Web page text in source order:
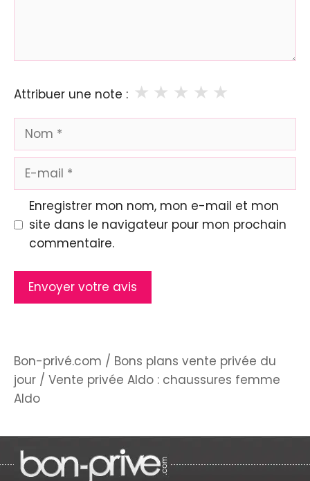
Attribuer une note : ★
★
★
★
★
Nom
Enregistrer mon nom, mon e-mail et mon
site dans le navigateur pour mon prochain
commentaire.
Bon-privé.com / Bons plans vente privée du
jour / Vente privée Aldo : chaussures femme
Aldo